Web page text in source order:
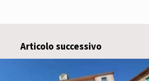
Articolo successivo